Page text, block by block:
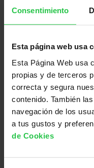
Consentimiento
Esta página web usa
Esta Página Web usa
propias y de terceros
correcta y segura
contenido. También
navegación de los
a tus gustos y
de Cookies
Otros eventos